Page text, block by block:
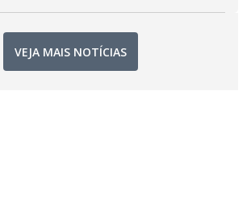
VEJA MAIS NOTÍCIAS